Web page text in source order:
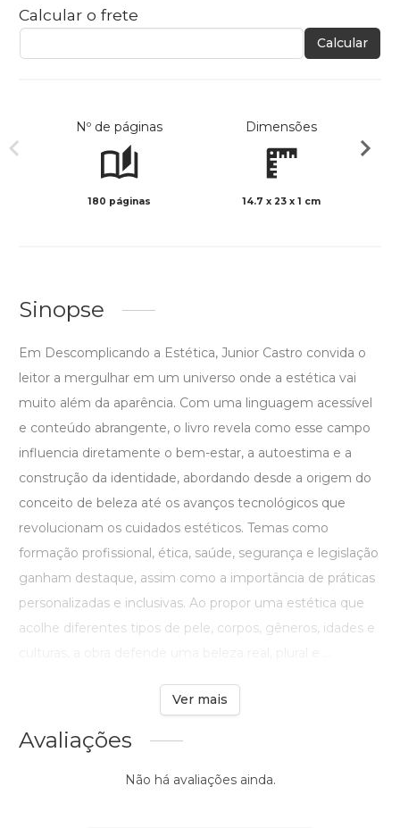
Calcular o frete
Calcular
Nº de páginas
180 páginas
Dimensões
14.7 x 23 x 1 cm
Sinopse
Em Descomplicando a Estética, Junior Castro convida o
leitor a mergulhar em um universo onde a estética vai
muito além da aparência. Com uma linguagem acessível
e conteúdo abrangente, o livro revela como esse campo
influencia diretamente o bem-estar, a autoestima e a
construção da identidade, abordando desde a origem do
conceito de beleza até os avanços tecnológicos que
revolucionam os cuidados estéticos. Temas como
formação profissional, ética, saúde, segurança e legislação
ganham destaque, assim como a importância de práticas
personalizadas e inclusivas. Ao propor uma estética que
acolhe diferentes tipos de pele, corpos, gêneros, idades e
Ver mais
Avaliações
Não há avaliações ainda.